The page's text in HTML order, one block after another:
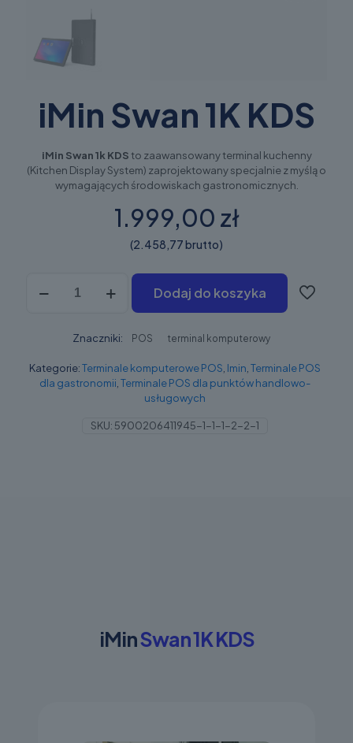
iMin Swan 1K KDS
iMin Swan 1k KDSto zaawansowany terminal kuchenny
(Kitchen Display System) zaprojektowany specjalnie z myślą o
wymagających środowiskach gastronomicznych.
1.999,00 zł
(2.458,77 brutto)
iMin
Dodaj do koszyka
Znaczniki: POS terminal komputerowy
Kategorie:Terminale komputerowe POS, Imin,Terminale POS
dla gastronomii,Terminale POS dla punktów handlowo-
usługowych
SKU: 5900206411945-1-1-1-2-2-1
iMinSwan 1K KDS